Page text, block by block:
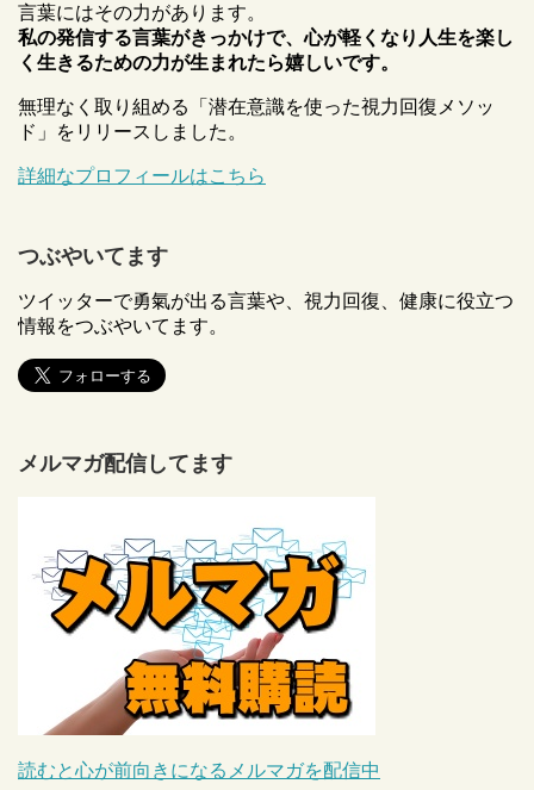
言葉にはその力があります。
私の発信する言葉がきっかけで、心が軽くなり人生を楽し
く生きるための力が生まれたら嬉しいです。
無理なく取り組める「潜在意識を使った視力回復メソッ
ド」をリリースしました。
詳細なプロフィールはこちら
つぶやいてます
ツイッターで勇氣が出る言葉や、視力回復、健康に役立つ
情報をつぶやいてます。
メルマガ配信してます
読むと心が前向きになるメルマガを配信中